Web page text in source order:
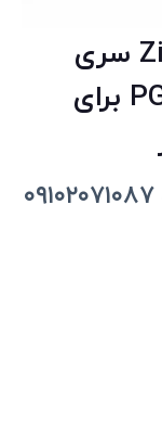
گیج فشار دیجیتال Ziasiot سری
PG112X/PG123X/PG133X برای
جهت استعلام قیمت با شماره ۰۹۱۰۲۰۷۱۰۸۷